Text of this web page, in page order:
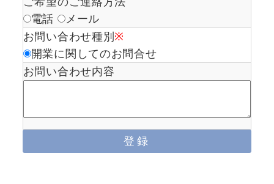
電話
メール
お問い合わせ種別 ※
開業に関してのお問合せ
お問い合わせ内容